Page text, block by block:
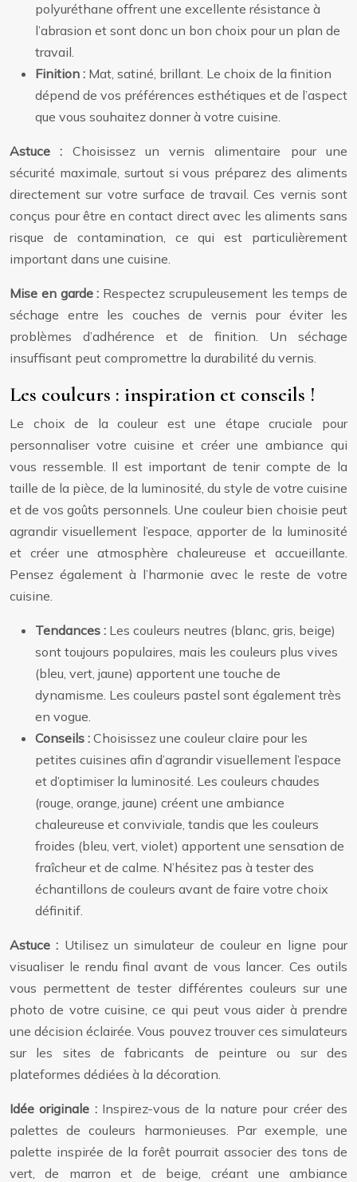
polyuréthane offrent une excellente résistance à
l’abrasion et sont donc un bon choix pour un plan de
travail.
Finition : Mat, satiné, brillant. Le choix de la finition
dépend de vos préférences esthétiques et de l’aspect
que vous souhaitez donner à votre cuisine.
Astuce : Choisissez un vernis alimentaire pour une
sécurité maximale, surtout si vous préparez des aliments
directement sur votre surface de travail. Ces vernis sont
conçus pour être en contact direct avec les aliments sans
risque de contamination, ce qui est particulièrement
important dans une cuisine.
Mise en garde : Respectez scrupuleusement les temps de
séchage entre les couches de vernis pour éviter les
problèmes d’adhérence et de finition. Un séchage
insuffisant peut compromettre la durabilité du vernis.
Les couleurs : inspiration et conseils !
Le choix de la couleur est une étape cruciale pour
personnaliser votre cuisine et créer une ambiance qui
vous ressemble. Il est important de tenir compte de la
taille de la pièce, de la luminosité, du style de votre cuisine
et de vos goûts personnels. Une couleur bien choisie peut
agrandir visuellement l’espace, apporter de la luminosité
et créer une atmosphère chaleureuse et accueillante.
Pensez également à l’harmonie avec le reste de votre
cuisine.
Tendances : Les couleurs neutres (blanc, gris, beige)
sont toujours populaires, mais les couleurs plus vives
(bleu, vert, jaune) apportent une touche de
dynamisme. Les couleurs pastel sont également très
en vogue.
Conseils : Choisissez une couleur claire pour les
petites cuisines afin d’agrandir visuellement l’espace
et d’optimiser la luminosité. Les couleurs chaudes
(rouge, orange, jaune) créent une ambiance
chaleureuse et conviviale, tandis que les couleurs
froides (bleu, vert, violet) apportent une sensation de
fraîcheur et de calme. N’hésitez pas à tester des
échantillons de couleurs avant de faire votre choix
définitif.
Astuce : Utilisez un simulateur de couleur en ligne pour
visualiser le rendu final avant de vous lancer. Ces outils
vous permettent de tester différentes couleurs sur une
photo de votre cuisine, ce qui peut vous aider à prendre
une décision éclairée. Vous pouvez trouver ces simulateurs
sur les sites de fabricants de peinture ou sur des
plateformes dédiées à la décoration.
Idée originale : Inspirez-vous de la nature pour créer des
palettes de couleurs harmonieuses. Par exemple, une
palette inspirée de la forêt pourrait associer des tons de
vert, de marron et de beige, créant une ambiance